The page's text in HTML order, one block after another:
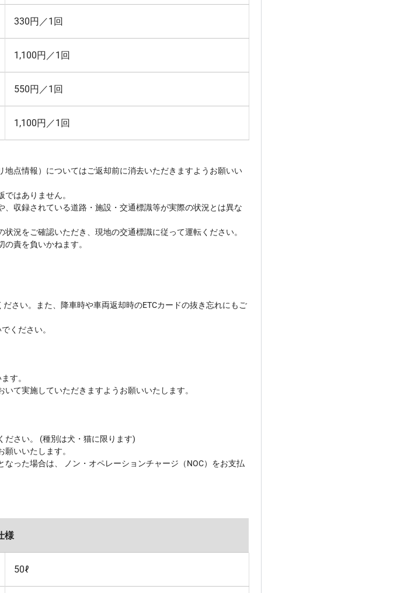
330円／1回
1,100円／1回
550円／1回
1,100円／1回
点情報）についてはご返却前に消去いただきますようお願いい
はありません。
収録されている道路・施設・交通標識等が実際の状況とは異な
況をご確認いただき、現地の交通標識に従って運転ください。
責を負いかねます。
さい。また、降車時や車両返却時のETCカードの抜き忘れにもご
ください。
す。
て実施していただきますようお願いいたします。
ださい。 (種別は犬・猫に限ります)
いいたします。
った場合は、 ノン・オペレーションチャージ（NOC）をお支払
様
50ℓ